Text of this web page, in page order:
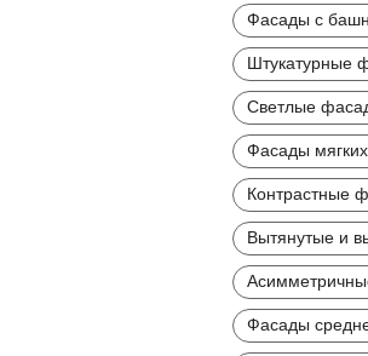
Фасады с
Штукатурные
Светлые
Фасады
Контрастные
Вытянутые и
Фасады